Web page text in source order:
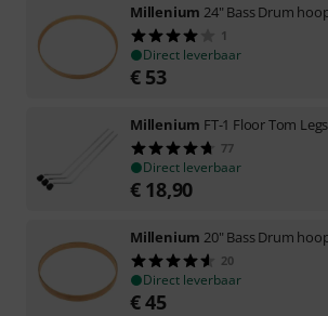
Millenium 24" Bass Drum
1
Direct leverbaar
€ 53
Millenium FT-1 Floor Tom Legs
77
Direct leverbaar
€ 18,90
Millenium 20" Bass Drum
20
Direct leverbaar
€45